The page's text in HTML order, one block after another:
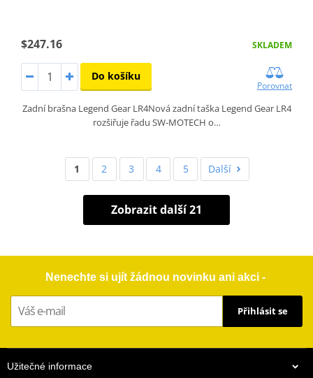
$247.16 SKLADEM
Do košíku
Porovnat
Zadní brašna Legend Gear LR4Nová zadní taška Legend Gear LR4
rozšiřuje řadu SW-MOTECH o…
1 2 3 4 5 Další
Zobrazit další 21
Nenechte si ujít žádnou novinku ani akci -
Přihlásit se
Užitečné informace